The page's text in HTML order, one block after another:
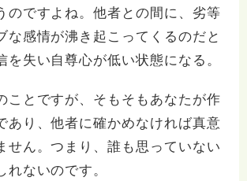
のですよね。他者との間に、劣等
な感情が沸き起こってくるのだと
を失い自尊心が低い状態になる。
ことですが、そもそもあなたが作
あり、他者に確かめなければ真意
せん。つまり、誰も思っていない
れないのです。